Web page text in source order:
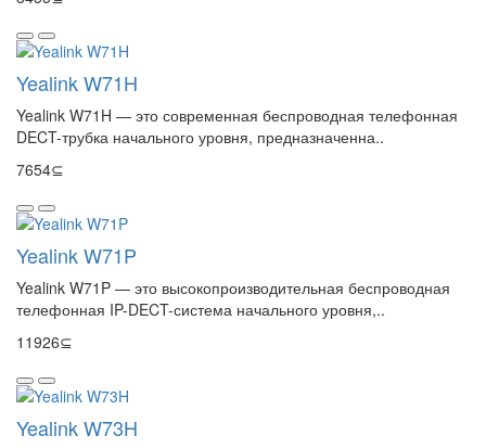
Yealink W71H
Yealink W71H — это современная беспроводная телефонная
DECT-трубка начального уровня, предназначенна..
7654⊆
Yealink W71P
Yealink W71P — это высокопроизводительная беспроводная
телефонная IP-DECT-система начального уровня,..
11926⊆
Yealink W73H